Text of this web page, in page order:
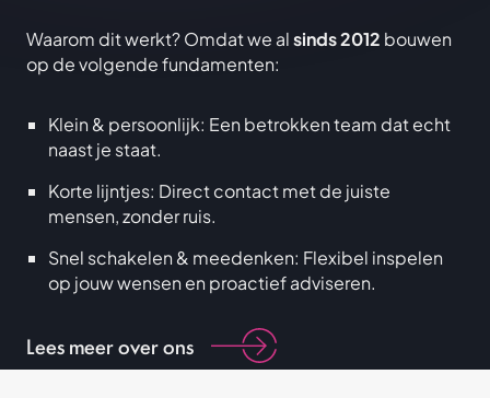
Waarom dit werkt? Omdat we alsinds 2012 bouwen
op de volgende fundamenten:
Klein & persoonlijk: Een betrokken team dat echt
naast je staat.
Korte lijntjes: Direct contact met de juiste
mensen, zonder ruis.
Snel schakelen & meedenken: Flexibel inspelen
op jouw wensen en proactief adviseren.
Lees meer over ons